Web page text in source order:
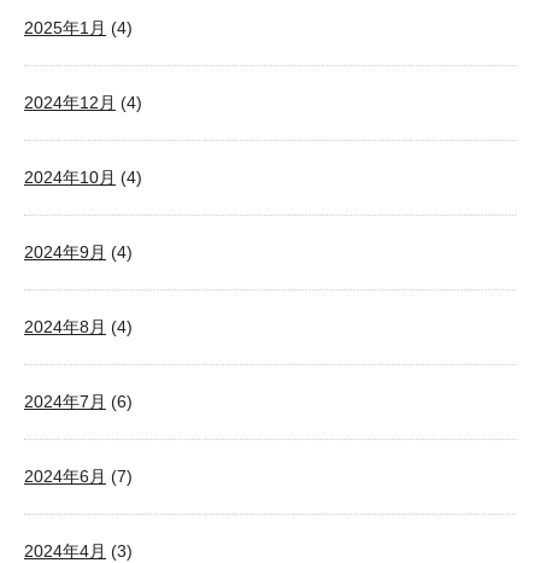
2025年1月 (4)
2024年12月 (4)
2024年10月 (4)
2024年9月 (4)
2024年8月 (4)
2024年7月 (6)
2024年6月 (7)
2024年4月 (3)